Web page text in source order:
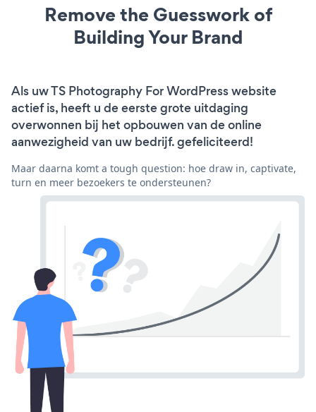
Remove the Guesswork of
Building Your Brand
Als uw TS Photography For WordPress website
actief is, heeft u de eerste grote uitdaging
overwonnen bij het opbouwen van de online
aanwezigheid van uw bedrijf. gefeliciteerd!
Maar daarna komt a tough question: hoe draw in, captivate,
turn en meer bezoekers te ondersteunen?